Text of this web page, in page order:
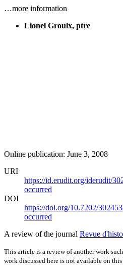
…more information
Lionel Groulx, ptre
Online publication: June 3, 2008
URI
https://id.erudit.org/iderudit/
occurred
DOI
https://doi.org/10.7202/
occurred
A review of the journal Revue
This article is a review of another work
work discussed here is not available on this